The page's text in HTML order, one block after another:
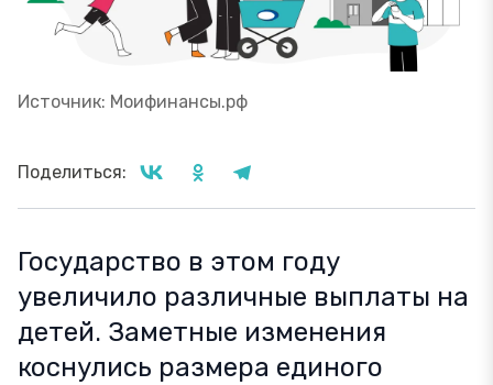
Источник: Моифинансы.рф
Поделиться:
Государство в этом году
увеличило различные выплаты на
детей. Заметные изменения
коснулись размера единого